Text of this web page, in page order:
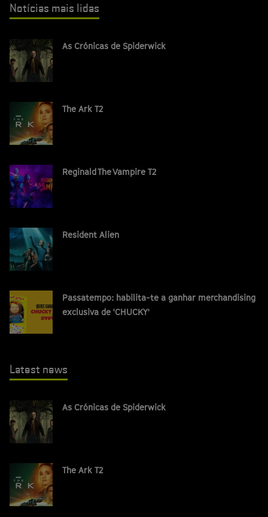
Notícias mais lidas
As Crónicas de Spiderwick
The Ark T2
Reginald The Vampire T2
Resident Alien
Passatempo: habilita-te a ganhar merchandising
exclusiva de 'CHUCKY'
Latest news
As Crónicas de Spiderwick
The Ark T2